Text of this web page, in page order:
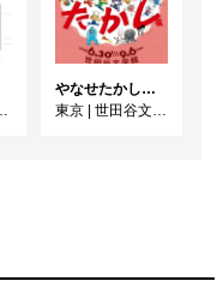
やなせたかし展 人生はよろこばせごっこ
東京
世田谷文学館